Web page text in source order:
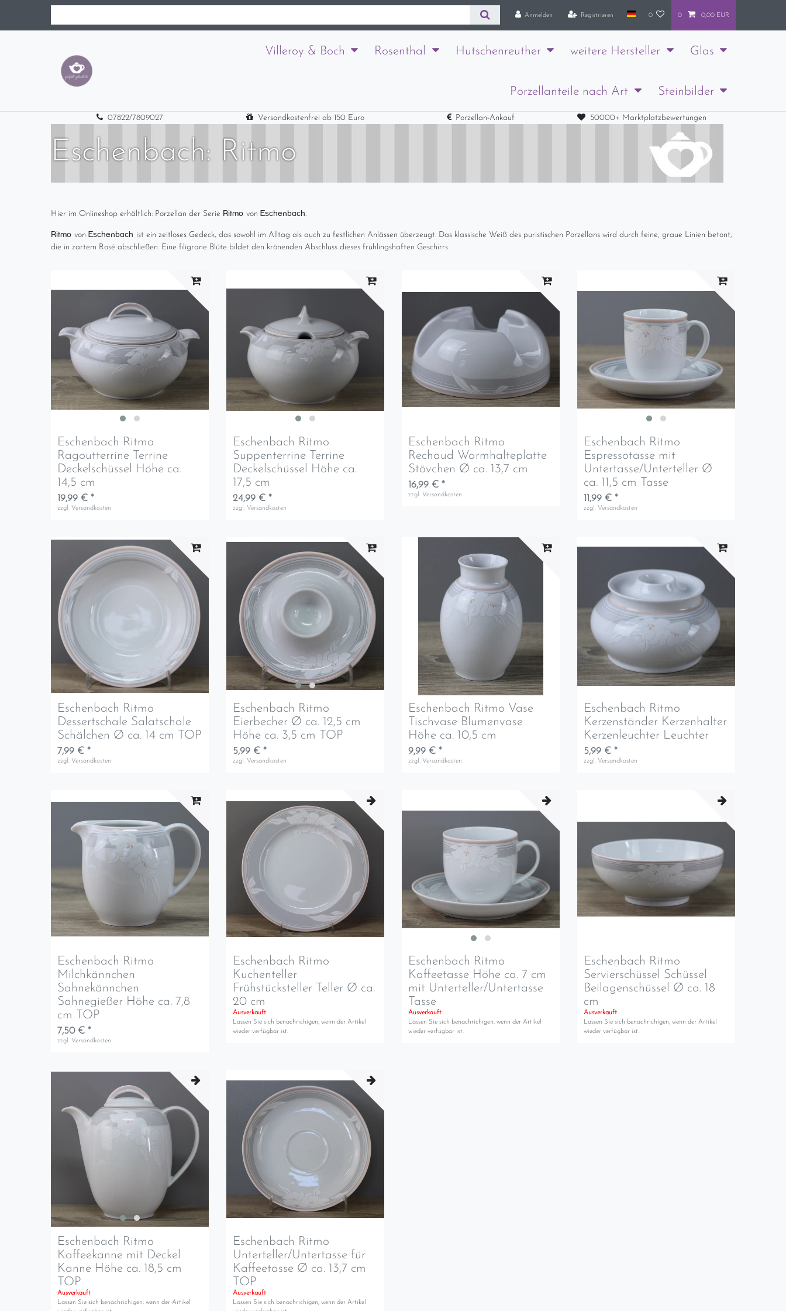
Anmelden Registrieren 0 0 0,00 EUR
Villeroy & Boch Rosenthal Hutschenreuther weitere Hersteller Glas
Porzellanteile nach Art Steinbilder
07822/7809027 Versandkostenfrei ab 150 Euro Porzellan-Ankauf 50000+ Marktplatzbewertungen
Eschenbach: Ritmo
Hier im Onlineshop erhältlich: Porzellan der Serie Ritmo von Eschenbach.
Ritmo von Eschenbach ist ein zeitloses Gedeck, das sowohl im Alltag als auch zu festlichen Anlässen überzeugt. Das klassische Weiß des puristischen Porzellans wird durch feine, graue Linien betont,
die in zartem Rosé abschließen. Eine filigrane Blüte bildet den krönenden Abschluss dieses frühlingshaften Geschirrs.
Eschenbach Ritmo
Ragoutterrine Terrine
Deckelschüssel Höhe ca.
14,5 cm
19,99 € *
zzgl. Versandkosten
Eschenbach Ritmo
Suppenterrine Terrine
Deckelschüssel Höhe ca.
17,5 cm
24,99 € *
zzgl. Versandkosten
Eschenbach Ritmo
Rechaud Warmhalteplatte
Stövchen Ø ca. 13,7 cm
16,99 € *
zzgl. Versandkosten
Eschenbach Ritmo
Espressotasse mit
Untertasse/Unterteller Ø
ca. 11,5 cm Tasse
11,99 € *
zzgl. Versandkosten
Eschenbach Ritmo
Dessertschale Salatschale
Schälchen Ø ca. 14 cm TOP
7,99 € *
zzgl. Versandkosten
Eschenbach Ritmo
Eierbecher Ø ca. 12,5 cm
Höhe ca. 3,5 cm TOP
5,99 € *
zzgl. Versandkosten
Eschenbach Ritmo Vase
Tischvase Blumenvase
Höhe ca. 10,5 cm
9,99 € *
zzgl. Versandkosten
Eschenbach Ritmo
Kerzenständer Kerzenhalter
Kerzenleuchter Leuchter
5,99 € *
zzgl. Versandkosten
Eschenbach Ritmo
Milchkännchen
Sahnekännchen
Sahnegießer Höhe ca. 7,8
cm TOP
7,50 € *
zzgl. Versandkosten
Eschenbach Ritmo
Kuchenteller
Frühstücksteller Teller Ø ca.
20 cm
Ausverkauft
Lassen Sie sich benachrichigen, wenn der Artikel
wieder verfügbar ist.
Eschenbach Ritmo
Kaffeetasse Höhe ca. 7 cm
mit Unterteller/Untertasse
Tasse
Ausverkauft
Lassen Sie sich benachrichigen, wenn der Artikel
wieder verfügbar ist.
Eschenbach Ritmo
Servierschüssel Schüssel
Beilagenschüssel Ø ca. 18
cm
Ausverkauft
Lassen Sie sich benachrichigen, wenn der Artikel
wieder verfügbar ist.
Eschenbach Ritmo
Kaffeekanne mit Deckel
Kanne Höhe ca. 18,5 cm
TOP
Ausverkauft
Lassen Sie sich benachrichigen, wenn der Artikel
Eschenbach Ritmo
Unterteller/Untertasse für
Kaffeetasse Ø ca. 13,7 cm
TOP
Ausverkauft
Lassen Sie sich benachrichigen, wenn der Artikel